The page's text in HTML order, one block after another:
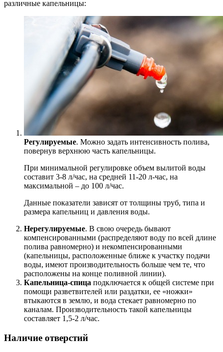
различные капельницы:
Регулируемые. Можно задать интенсивность полива,
повернув верхнюю часть капельницы.
При минимальной регулировке объем вылитой воды
составит 3-8 л/час, на средней 11-20 л-час, на
максимальной – до 100 л/час.
Данные показатели зависят от толщины труб, типа и
размера капельниц и давления воды.
Нерегулируемые. В свою очередь бывают
компенсированными (распределяют воду по всей длине
полива равномерно) и некомпенсированными
(капельницы, расположенные ближе к участку подачи
воды, имеют производительность больше чем те, что
расположены на конце поливной линии).
Капельница-спица подключается к общей системе при
помощи разветвителей или раздатки, ее «ножки»
втыкаются в землю, и вода стекает равномерно по
каналам. Производительность такой капельницы
составляет 1,5-2 л/час.
Наличие отверстий